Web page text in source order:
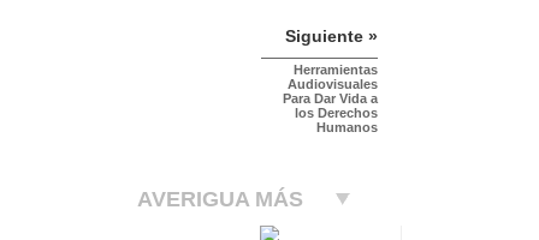
Siguiente »
Herramientas
Audiovisuales
Para Dar Vida a
los Derechos
Humanos
AVERIGUA MÁS